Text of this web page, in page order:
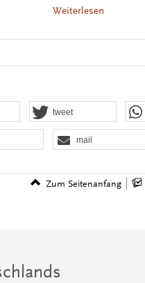
Weiterlesen
tweet
mail
Zum Seitenanfang